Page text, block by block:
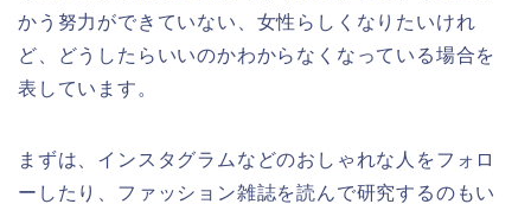
かう努力ができていない、女性らしくなりたいけれ
ど、どうしたらいいのかわからなくなっている場合を
表しています。
まずは、インスタグラムなどのおしゃれな人をフォロ
ーしたり、ファッション雑誌を読んで研究するのもい